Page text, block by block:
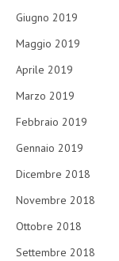
Giugno 2019
Maggio 2019
Aprile 2019
Marzo 2019
Febbraio 2019
Gennaio 2019
Dicembre 2018
Novembre 2018
Ottobre 2018
Settembre 2018